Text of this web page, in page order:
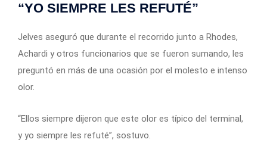
“YO SIEMPRE LES REFUTÉ”
Jelves aseguró que durante el recorrido junto a Rhodes,
Achardi y otros funcionarios que se fueron sumando, les
preguntó en más de una ocasión por el molesto e intenso
olor.
“Ellos siempre dijeron que este olor es típico del terminal,
y yo siempre les refuté”, sostuvo.